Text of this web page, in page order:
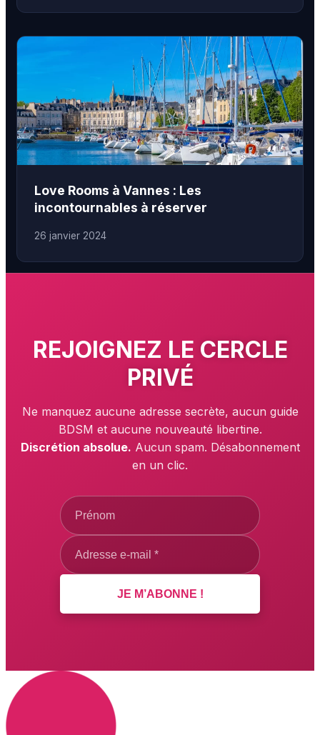
Love Rooms à Vannes : Les
incontournables à réserver
26 janvier 2024
REJOIGNEZ LE CERCLE
PRIVÉ
Ne manquez aucune adresse secrète, aucun guide
BDSM et aucune nouveauté libertine.
Discrétion absolue. Aucun spam. Désabonnement
en un clic.